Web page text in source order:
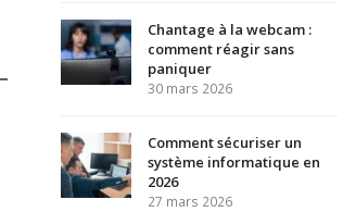
Chantage à la webcam :
comment réagir sans
paniquer
30 mars 2026
Comment sécuriser un
système informatique en
2026
27 mars 2026